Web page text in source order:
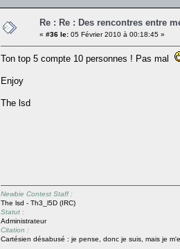
Re : Re : Des rencontres entre
« #36 le: 05 Février 2010 à 00:18:45 »
Ton top 5 compte 10 personnes ! Pas mal
Enjoy
The lsd
Newbie Contest Staff :
The lsd - Th3_l5D (IRC)
Statut :
Administrateur
Citation :
Cartésien désabusé : je pense, donc je suis, mais je